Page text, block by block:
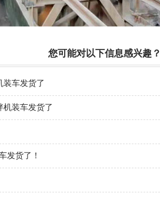
您可能对以下信息感兴趣？
装车发货了
机装车发货了
发货了！